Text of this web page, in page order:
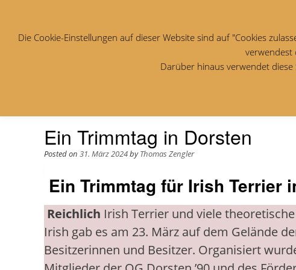
Startseite Aktuelles Der Irish
Ein Trimmtag in Dorsten
Posted on 31. März 2024byThomas Zengler
Ein Trimmtag für Irish Terrier
Reichlich Irish Terrier und viele
Irish gab es am 23. März auf dem Gelände
Besitzerinnen und Besitzer. Organisiert
Die Cookie-Einstellungen auf dieser Website sind auf "Cookies
verwendest
Darüber hinaus verwendet